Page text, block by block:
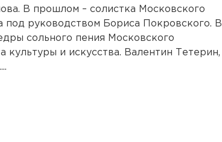
В прошлом – солистка Московского
под руководством Бориса Покровского. В
сольного пения Московского
культуры и искусства. Валентин Тетерин,